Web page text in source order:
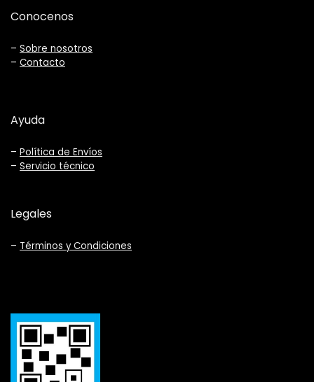
Conocenos
– Sobre nosotros
– Contacto
Ayuda
– Política de Envíos
– Servicio técnico
Legales
– Términos y Condiciones